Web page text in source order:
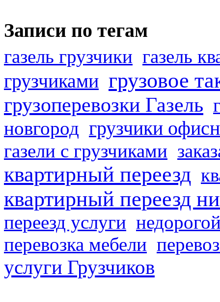
Записи по тегам
газель грузчики газель
грузчиками грузовое
грузоперевозки Газель
новгород грузчики
газели с грузчиками
квартирный переезд
квартирный переезд
переезд услуги
перевозка мебели
услуги Грузчиков